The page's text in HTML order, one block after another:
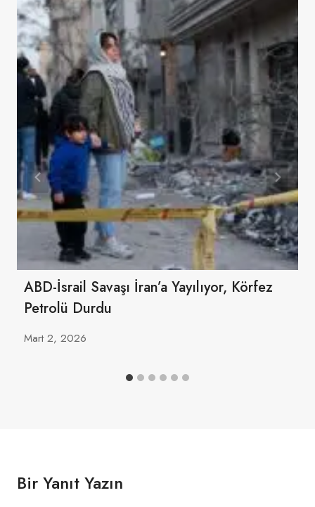
ABD-İsrail Savaşı İran’a Yayılıyor, Körfez
Petrolü Durdu
Mart 2, 2026
Bir Yanıt Yazın